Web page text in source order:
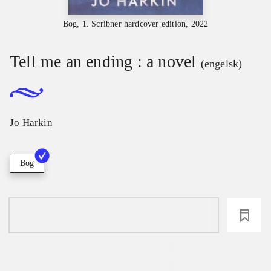
Bog, 1. Scribner hardcover edition, 2022
Tell me an ending : a novel (engelsk)
Jo Harkin
Bog